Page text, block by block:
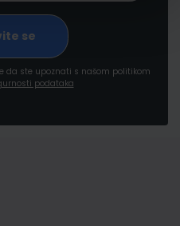
da ste upoznati s našom politikom
podataka